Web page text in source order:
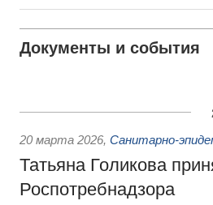
Документы и события
20 марта 2026, Санитарно-
Татьяна Голикова
Роспотребнадзора